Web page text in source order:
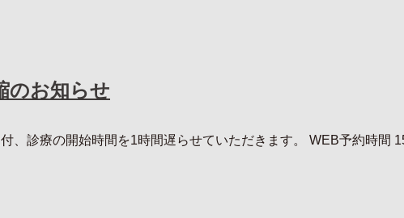
のお知らせ
、診療の開始時間を1時間遅らせていただきます。 WEB予約時間